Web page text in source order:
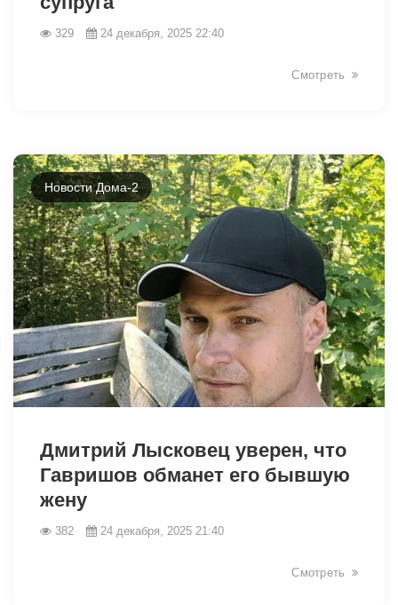
329 24 декабря, 2025 22:40
Смотреть
25988
Новости Дома-2
Дмитрий Лысковец уверен, что
Гавришов обманет его бывшую
жену
382 24 декабря, 2025 21:40
Смотреть